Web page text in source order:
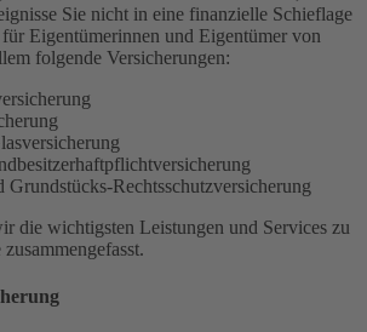
Sie nicht in eine finanzielle Schieflage
Eigentümerinnen und Eigentümer von
folgende Versicherungen:
Grundstücks-Rechtsschutzversicherung
die wichtigsten Leistungen und Services zu